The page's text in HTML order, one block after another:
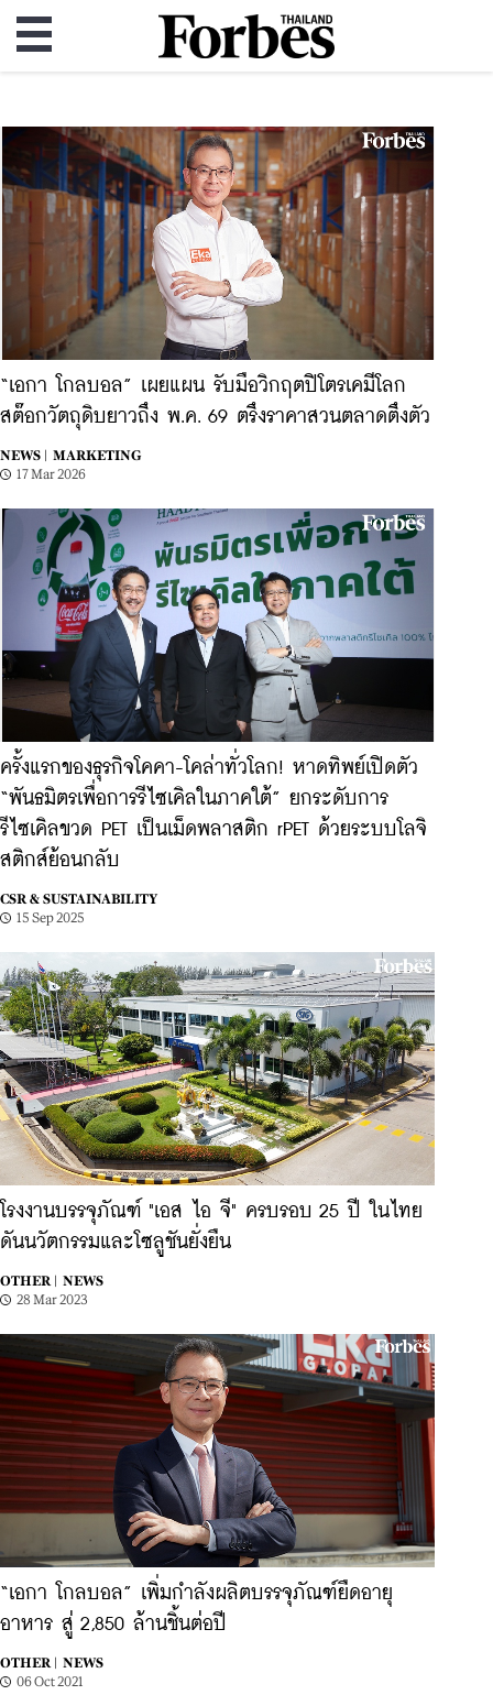
“เอกา โกลบอล” เผยแผน รับมือวิกฤตปิโตรเคมีโลก
สต๊อกวัตถุดิบยาวถึง พ.ค. 69 ตรึงราคาสวนตลาดตึงตัว
NEWS |
MARKETING
17 Mar 2026
ครั้งแรกของธุรกิจโคคา-โคล่าทั่วโลก! หาดทิพย์เปิดตัว
“พันธมิตรเพื่อการรีไซเคิลในภาคใต้” ยกระดับการ
รีไซเคิลขวด PET เป็นเม็ดพลาสติก rPET ด้วยระบบโลจิ
สติกส์ย้อนกลับ
CSR & SUSTAINABILITY
15 Sep 2025
โรงงานบรรจุภัณฑ์ "เอส ไอ จี" ครบรอบ 25 ปี ในไทย
ดันนวัตกรรมและโซลูชันยั่งยืน
OTHER |
NEWS
28 Mar 2023
“เอกา โกลบอล” เพิ่มกำลังผลิตบรรจุภัณฑ์ยืดอายุ
อาหาร สู่ 2,850 ล้านชิ้นต่อปี
OTHER |
NEWS
06 Oct 2021